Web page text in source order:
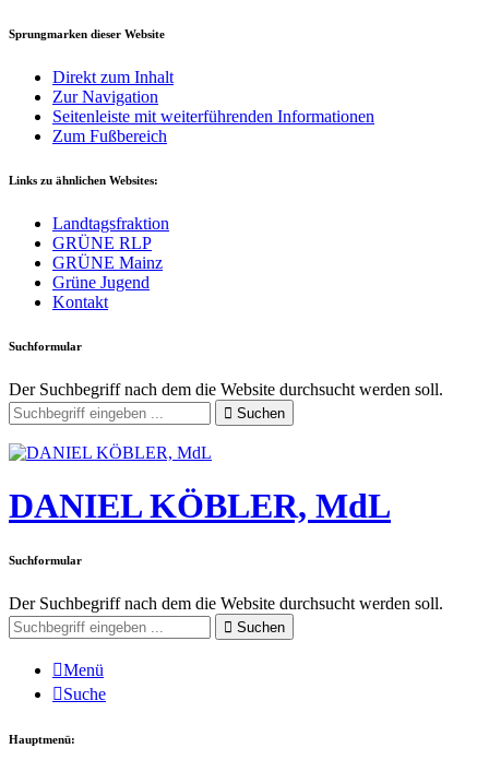
Sprungmarken dieser Website
Direkt zum Inhalt
Zur Navigation
Seitenleiste mit weiterführenden Informationen
Zum Fußbereich
Links zu ähnlichen Websites:
Landtagsfraktion
GRÜNE RLP
GRÜNE Mainz
Grüne Jugend
Kontakt
Suchformular
Der Suchbegriff nach dem die Website durchsucht werden soll.
Suchen
DANIEL KÖBLER, MdL
Suchformular
Der Suchbegriff nach dem die Website durchsucht werden soll.
Suchen
Menü
Suche
Hauptmenü: